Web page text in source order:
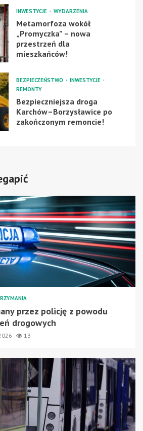
INWESTYCJE WYDARZENIA
Metamorfoza wokół
„Promyczka” – nowa
przestrzeń dla
mieszkańców!
BEZPIECZEŃSTWO
INWESTYCJE
REMONTY
Bezpieczniejsza droga
Karchów–Borzysławice po
zakończonym remoncie!
przez policję z powodu
drogowych
13